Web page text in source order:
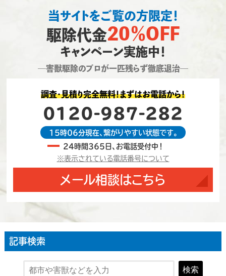
当サイトをご覧の方限定！
駆除代金20％OFF
キャンペーン実施中！
―害獣駆除のプロが一匹残らず徹底退治―
調査・見積り完全無料！まずはお電話から！
0120-987-282
15時06分現在、繋がりやすい状態です。
24時間365日、お電話受付中！
※表示されている電話番号について
メール相談はこちら
記事検索
検索